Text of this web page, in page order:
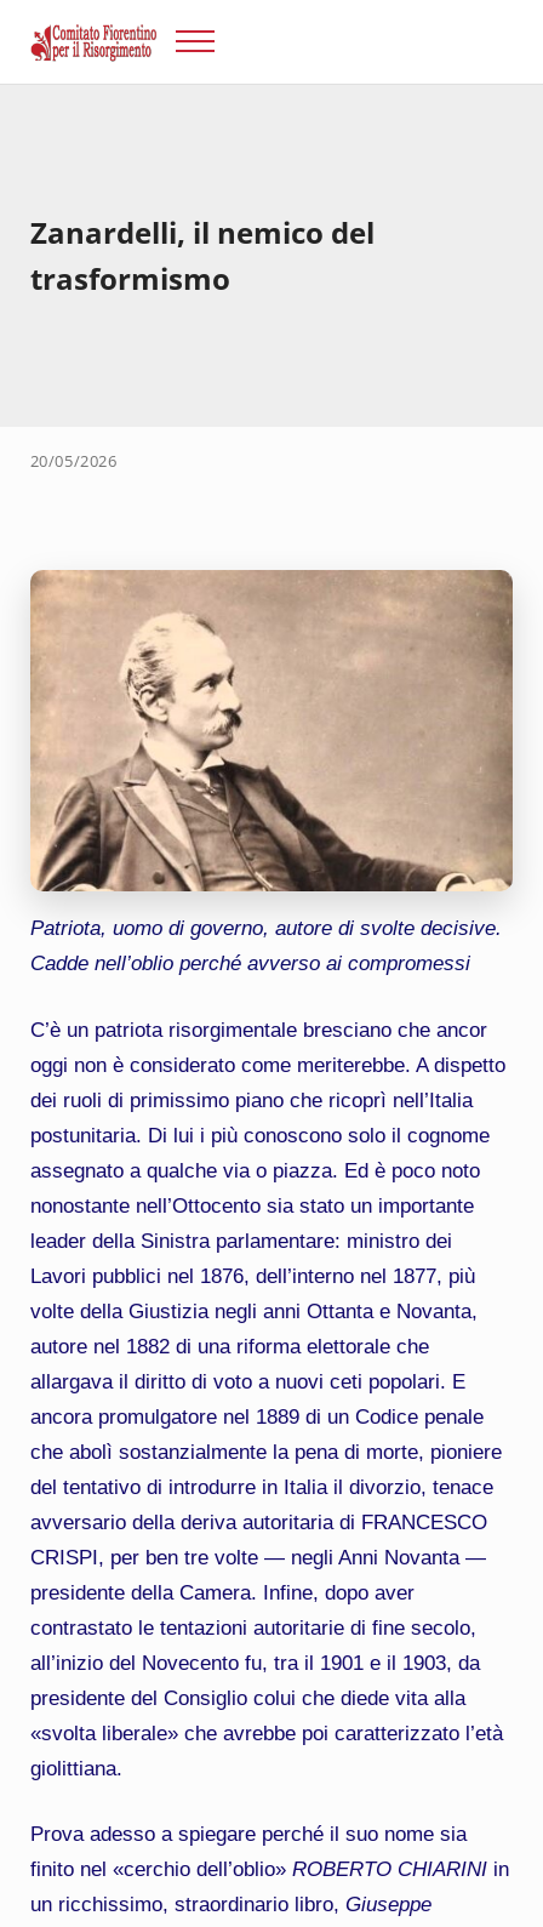
Risorgimento Firenze
Menu
Zanardelli, il nemico del
trasformismo
20/05/2026
Patriota, uomo di governo, autore di svolte decisive.
Cadde nell’oblio perché avverso ai compromessi
C’è un patriota risorgimentale bresciano che ancor
oggi non è considerato come meriterebbe. A dispetto
dei ruoli di primissimo piano che ricoprì nell’Italia
postunitaria. Di lui i più conoscono solo il cognome
assegnato a qualche via o piazza. Ed è poco noto
nonostante nell’Ottocento sia stato un importante
leader della Sinistra parlamentare: ministro dei
Lavori pubblici nel 1876, dell’interno nel 1877, più
volte della Giustizia negli anni Ottanta e Novanta,
autore nel 1882 di una riforma elettorale che
allargava il diritto di voto a nuovi ceti popolari. E
ancora promulgatore nel 1889 di un Codice penale
che abolì sostanzialmente la pena di morte, pioniere
del tentativo di introdurre in Italia il divorzio, tenace
avversario della deriva autoritaria di FRANCESCO
CRISPI, per ben tre volte — negli Anni Novanta —
presidente della Camera. Infine, dopo aver
contrastato le tentazioni autoritarie di fine secolo,
all’inizio del Novecento fu, tra il 1901 e il 1903, da
presidente del Consiglio colui che diede vita alla
«svolta liberale» che avrebbe poi caratterizzato l’età
giolittiana.
Prova adesso a spiegare perché il suo nome sia
finito nel «cerchio dell’oblio» ROBERTO CHIARINIin
un ricchissimo, straordinario libro, Giuseppe